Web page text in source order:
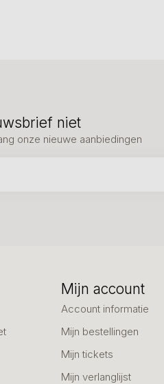
niet
onze nieuwe aanbiedingen
Mijn account
Account informatie
Mijn bestellingen
Mijn tickets
Mijn verlanglijst